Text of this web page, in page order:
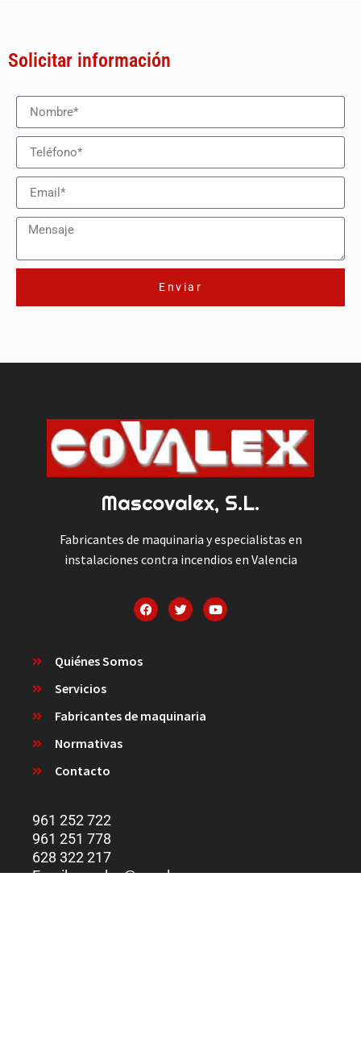
Solicitar información
Enviar
Mascovalex, S.L.
Fabricantes de maquinaria y especialistas en
instalaciones contra incendios en Valencia
Quiénes Somos
Servicios
Fabricantes de maquinaria
Normativas
Contacto
961 252 722
961 251 778
628 322 217
Email: covalex@covalex.es